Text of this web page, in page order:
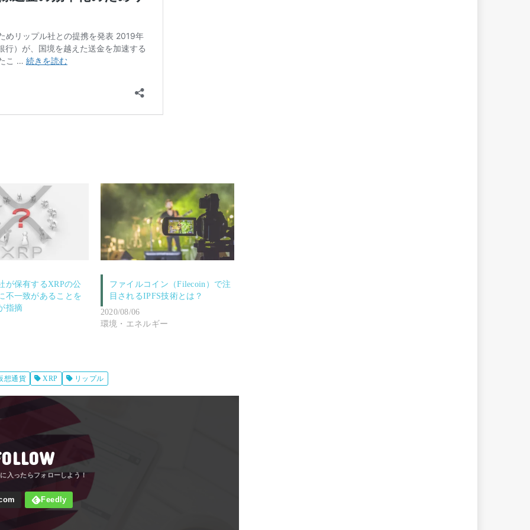
が保有するXRPの公
不一致があることを
指摘
ファイルコイン（Filecoin）で注
目されるIPFS技術とは？
2020/08/06
環境・エネルギー
想通貨 XRP リップル